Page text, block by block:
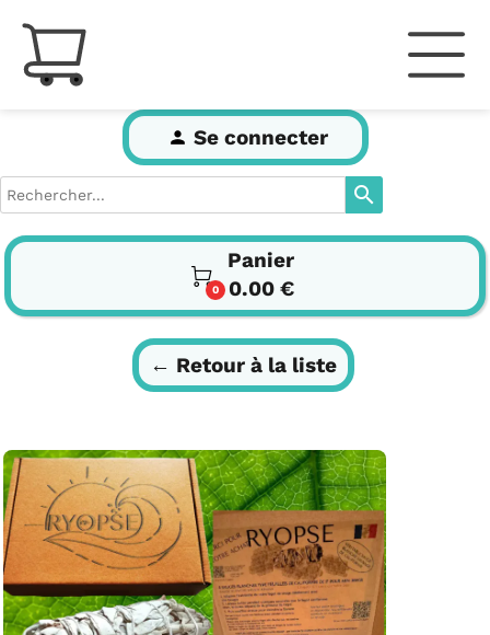
person Se connecter
search

0
Panier
0.00 €
← Retour à la liste